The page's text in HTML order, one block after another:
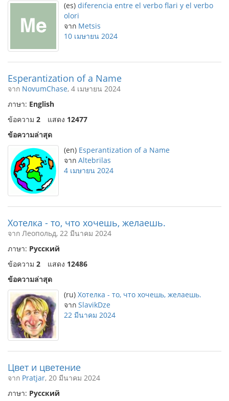
(es) diferencia entre el verbo flari y el verbo
olori
จาก Metsis
10 เมษายน 2024
Esperantization of a Name
จาก NovumChase, 4 เมษายน 2024
ภาษา: English
ข้อความ 2 แสดง 12477
ข้อความล่าสุด
(en) Esperantization of a Name
จาก Altebrilas
4 เมษายน 2024
Хотелка - то, что хочешь, желаешь.
จาก Леопольд, 22 มีนาคม 2024
ภาษา: Русский
ข้อความ 2 แสดง 12486
ข้อความล่าสุด
(ru) Хотелка - то, что хочешь, желаешь.
จาก SlavikDze
22 มีนาคม 2024
Цвет и цветение
จาก Pratjar, 20 มีนาคม 2024
ภาษา: Русский